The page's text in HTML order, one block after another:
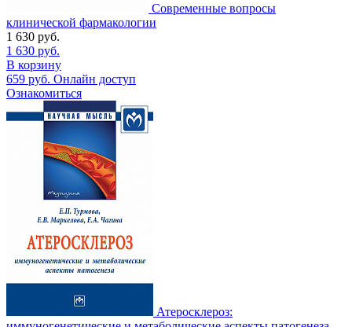
Современные вопросы
клинической фармакологии
1 630 руб.
1 630 руб.
В корзину
659 руб. Онлайн доступ
Ознакомиться
Атеросклероз: